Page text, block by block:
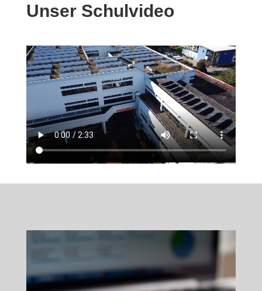
Unser Schulvideo